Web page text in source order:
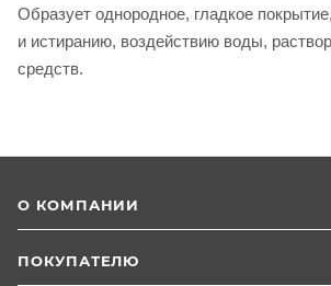
Образует однородное, гладкое
и истиранию, воздействию воды,
средств.
О КОМПАНИИ
ПОКУПАТЕЛЮ